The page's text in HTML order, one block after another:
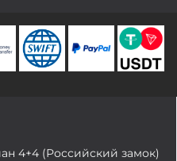
4+4 (Российский замок)